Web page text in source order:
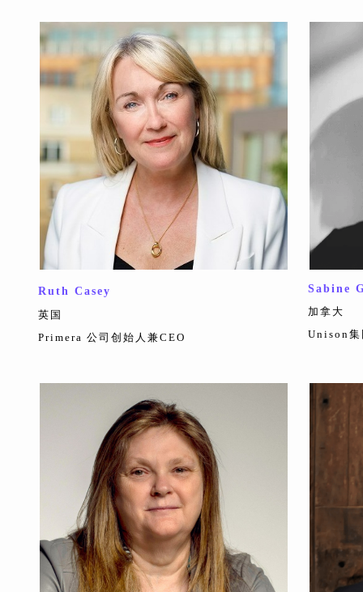
Ruth Casey
英国
Primera 公司创始人兼CEO
Sabine
加拿大
Unison集